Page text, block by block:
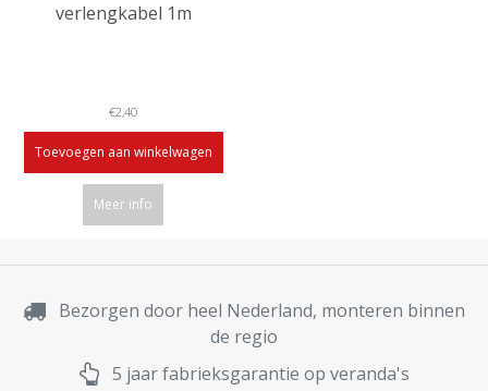
verlengkabel 1m
€2,40
Toevoegen aan winkelwagen
Meer info
Bezorgen door heel Nederland, monteren binnen
de regio
5 jaar fabrieksgarantie op veranda's